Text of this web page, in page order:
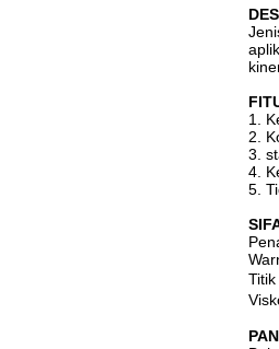
1.
2.
3.
4.
5.